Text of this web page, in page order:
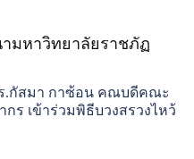
มหาวิทยาลัยราชภัฏ
ร.กัสมา กาซ้อน คณบดีคณะ
เข้าร่วมพิธีบวงสรวงไหว้